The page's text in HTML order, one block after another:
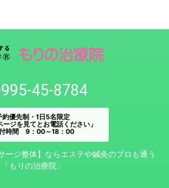
45-8784
約優先制・1日5名限定
ージを見てとお電話ください」
時間 9：00～18：00
ジ整体】ならエステや鍼灸のプロも通う
「もりの治療院」